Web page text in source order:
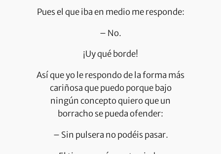
Pues el que iba en medio me responde:
– No.
¡Uy qué borde!
Así que yo le respondo de la forma más
cariñosa que puedo porque bajo
ningún concepto quiero que un
borracho se pueda ofender:
– Sin pulsera no podéis pasar.